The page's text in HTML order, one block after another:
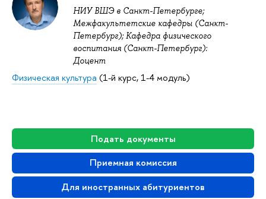
Подать документы
Приемная комиссия
Для иностранных абитуриентов
НИУ ВШЭ в Санкт-Петербурге;
Межфакультетские кафедры (Санкт-
Петербург); Кафедра физического
воспитания (Санкт-Петербург):
Доцент
Физическая культура (1-й курс, 1-4 модуль)